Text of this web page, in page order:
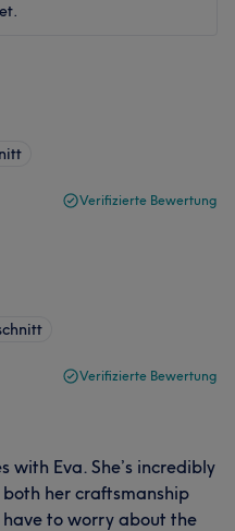
Verifizierte Bewertung
Verifizierte Bewertung
with Eva. She’s incredibly
her craftsmanship
have to worry about the